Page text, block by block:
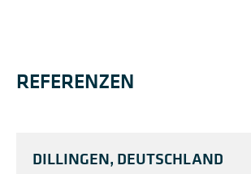
REFERENZEN
DILLINGEN, DEUTSCHLAND